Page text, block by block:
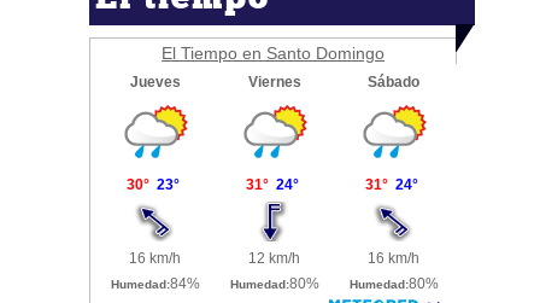
El Tiempo en Santo Domingo